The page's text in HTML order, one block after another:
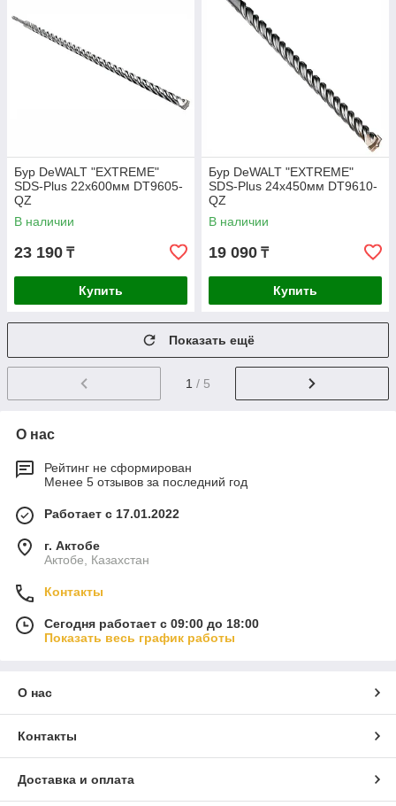
Бур DeWALT "EXTREME"
SDS-Plus 22х600мм DT9605-
QZ
В наличии
23 190 ₸
Купить
Бур DeWALT "EXTREME"
SDS-Plus 24х450мм DT9610-
QZ
В наличии
19 090 ₸
Купить
Показать ещё
1 / 5
О нас
Рейтинг не сформирован
Менее 5 отзывов за последний год
Работает с 17.01.2022
г. Актобе
Актобе, Казахстан
Контакты
Сегодня работает с 09:00 до 18:00
Показать весь график работы
О нас
Контакты
Доставка и оплата